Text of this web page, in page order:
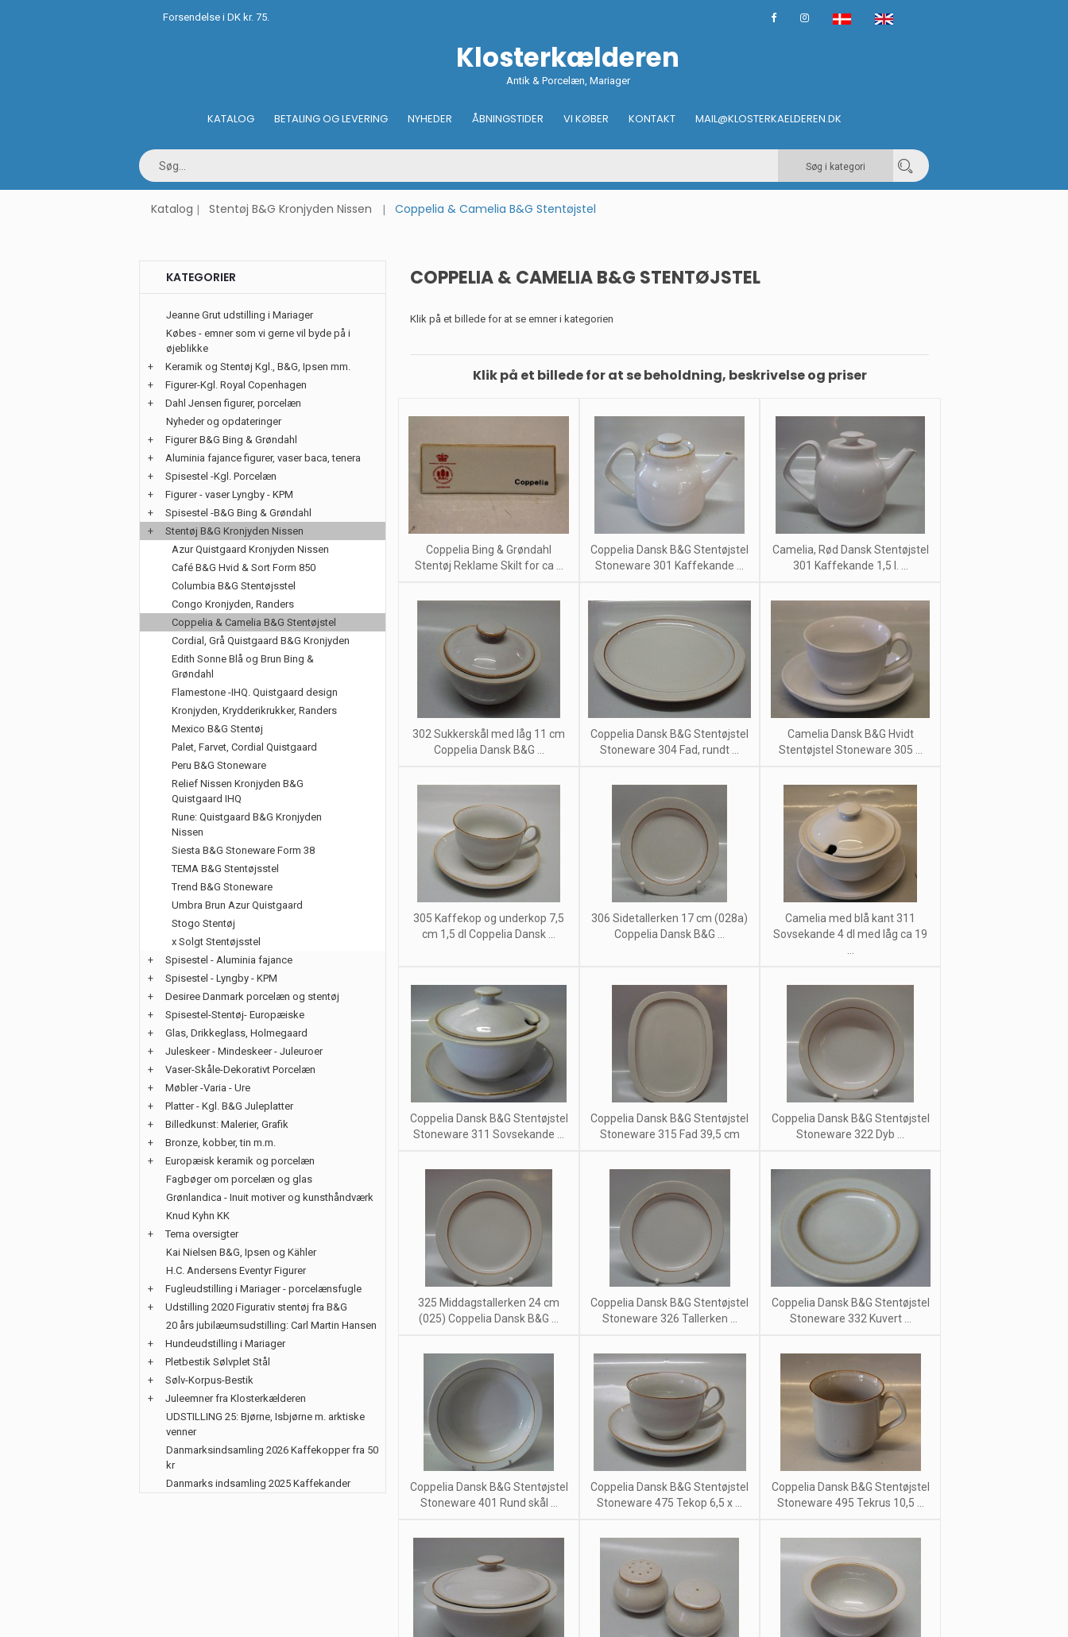
Forsendelse i DK kr. 75.
Klosterkælderen
Antik & Porcelæn, Mariager
KATALOG BETALING OG LEVERING NYHEDER ÅBNINGSTIDER VI KØBER KONTAKT MAIL@KLOSTERKAELDEREN.DK
Søg i kategori
Katalog Stentøj B&G Kronjyden Nissen Coppelia & Camelia B&G Stentøjstel
COPPELIA & CAMELIA B&G STENTØJSTEL
Klik på et billede for at se emner i kategorien
Klik på et billede for at se beholdning, beskrivelse og priser
Coppelia Bing & Grøndahl
Stentøj Reklame Skilt for ca ...
Coppelia Dansk B&G Stentøjstel
Stoneware 301 Kaffekande ...
Camelia, Rød Dansk Stentøjstel
301 Kaffekande 1,5 l. ...
302 Sukkerskål med låg 11 cm
Coppelia Dansk B&G ...
Coppelia Dansk B&G Stentøjstel
Stoneware 304 Fad, rundt ...
Camelia Dansk B&G Hvidt
Stentøjstel Stoneware 305 ...
305 Kaffekop og underkop 7,5
cm 1,5 dl Coppelia Dansk ...
306 Sidetallerken 17 cm (028a)
Coppelia Dansk B&G ...
Camelia med blå kant 311
Sovsekande 4 dl med låg ca 19
Coppelia Dansk B&G Stentøjstel
Stoneware 311 Sovsekande ...
Coppelia Dansk B&G Stentøjstel
Stoneware 315 Fad 39,5 cm
Coppelia Dansk B&G Stentøjstel
Stoneware 322 Dyb ...
325 Middagstallerken 24 cm
(025) Coppelia Dansk B&G ...
Coppelia Dansk B&G Stentøjstel
Stoneware 326 Tallerken ...
Coppelia Dansk B&G Stentøjstel
Stoneware 332 Kuvert ...
Coppelia Dansk B&G Stentøjstel
Stoneware 401 Rund skål ...
Coppelia Dansk B&G Stentøjstel
Stoneware 475 Tekop 6,5 x ...
Coppelia Dansk B&G Stentøjstel
Stoneware 495 Tekrus 10,5 ...
KATEGORIER
Jeanne Grut udstilling i Mariager
Købes - emner som vi gerne vil byde på i
øjeblikke
+
Keramik og Stentøj Kgl., B&G, Ipsen mm.
+
Figurer-Kgl. Royal Copenhagen
+
Dahl Jensen figurer, porcelæn
Nyheder og opdateringer
+
Figurer B&G Bing & Grøndahl
+
Aluminia fajance figurer, vaser baca, tenera
+
Spisestel -Kgl. Porcelæn
+
Figurer - vaser Lyngby - KPM
+
Spisestel -B&G Bing & Grøndahl
+
Stentøj B&G Kronjyden Nissen
Azur Quistgaard Kronjyden Nissen
Café B&G Hvid & Sort Form 850
Columbia B&G Stentøjsstel
Congo Kronjyden, Randers
Coppelia & Camelia B&G Stentøjstel
Cordial, Grå Quistgaard B&G Kronjyden
Edith Sonne Blå og Brun Bing &
Grøndahl
Flamestone -IHQ. Quistgaard design
Kronjyden, Krydderikrukker, Randers
Mexico B&G Stentøj
Palet, Farvet, Cordial Quistgaard
Peru B&G Stoneware
Relief Nissen Kronjyden B&G
Quistgaard IHQ
Rune: Quistgaard B&G Kronjyden
Nissen
Siesta B&G Stoneware Form 38
TEMA B&G Stentøjsstel
Trend B&G Stoneware
Umbra Brun Azur Quistgaard
Stogo Stentøj
x Solgt Stentøjsstel
+
Spisestel - Aluminia fajance
+
Spisestel - Lyngby - KPM
+
Desiree Danmark porcelæn og stentøj
+
Spisestel-Stentøj- Europæiske
+
Glas, Drikkeglass, Holmegaard
+
Juleskeer - Mindeskeer - Juleuroer
+
Vaser-Skåle-Dekorativt Porcelæn
+
Møbler -Varia - Ure
+
Platter - Kgl. B&G Juleplatter
+
Billedkunst: Malerier, Grafik
+
Bronze, kobber, tin m.m.
+
Europæisk keramik og porcelæn
Fagbøger om porcelæn og glas
Grønlandica - Inuit motiver og kunsthåndværk
Knud Kyhn KK
+
Tema oversigter
Kai Nielsen B&G, Ipsen og Kähler
H.C. Andersens Eventyr Figurer
+
Fugleudstilling i Mariager - porcelænsfugle
+
Udstilling 2020 Figurativ stentøj fra B&G
20 års jubilæumsudstilling: Carl Martin Hansen
+
Hundeudstilling i Mariager
+
Pletbestik Sølvplet Stål
+
Sølv-Korpus-Bestik
+
Juleemner fra Klosterkælderen
UDSTILLING 25: Bjørne, Isbjørne m. arktiske
venner
Danmarksindsamling 2026 Kaffekopper fra 50
kr
Danmarks indsamling 2025 Kaffekander